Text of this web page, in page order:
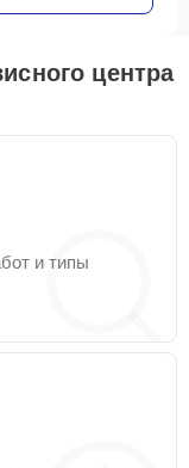
центра
и типы